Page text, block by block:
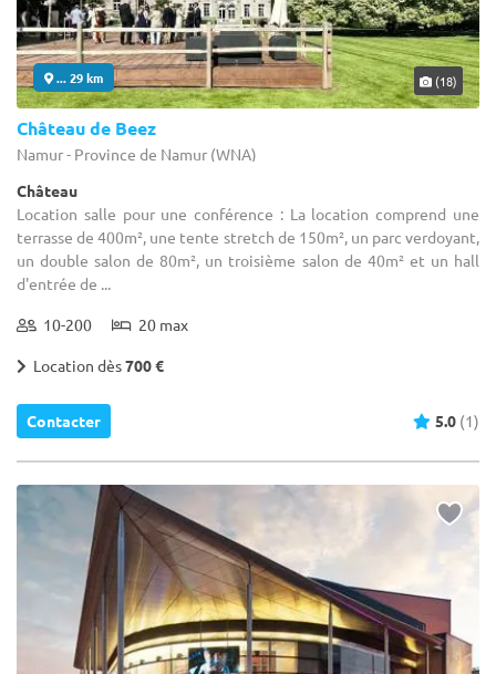
... 29 km (18)
Château de Beez
Namur - Province de Namur (WNA)
Château
Location salle pour une conférence : La location comprend une
terrasse de 400m², une tente stretch de 150m², un parc verdoyant,
un double salon de 80m², un troisième salon de 40m² et un hall
d'entrée de ...
10-200 20 max
Location dès700 €
Contacter 5.0 (1)